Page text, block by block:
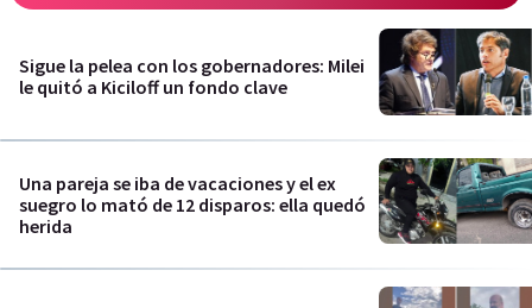
Sigue la pelea con los gobernadores: Milei
le quitó a Kiciloff un fondo clave
Una pareja se iba de vacaciones y el ex
suegro lo mató de 12 disparos: ella quedó
herida